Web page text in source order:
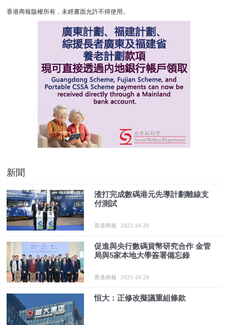
香港商報版權所有，未經書面允許不得使用。
新聞
渣打完成數碼港元先導計劃離線支
付測試
香港商報 2023-10-20
促進與央行數碼貨幣研究合作 金管
局與5家本地大學簽署備忘錄
香港商報 2023-10-20
恒大：正修改擬議重組條款